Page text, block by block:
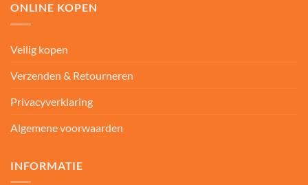
ONLINE KOPEN
Veilig kopen
Verzenden & Retourneren
Privacyverklaring
Algemene voorwaarden
INFORMATIE